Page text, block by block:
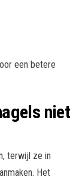
een betere
niet
terwijl ze in
Het